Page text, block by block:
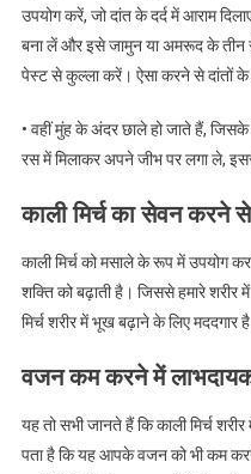
उपयोग करें, जो दांत के दर्द में आराम
बना लें और इसे जामुन या अमरूद के तीन
पेस्ट से कुल्ला करें। ऐसा करने से दांतों के
• वहीं मुंह के अंदर छाले हो जाते हैं,
रस में मिलाकर अपने जीभ पर लगा ले,
काली मिर्च का सेवन करने
काली मिर्च को मसाले के रूप में उपयोग
शक्ति को बढ़ाती है। जिससे हमारे
मिर्च शरीर में भूख बढ़ाने के लिए मददगार
वजन कम करने में लाभदायक
यह तो सभी जानते हैं कि काली मिर्च
पता है कि यह आपके वजन को भी कम